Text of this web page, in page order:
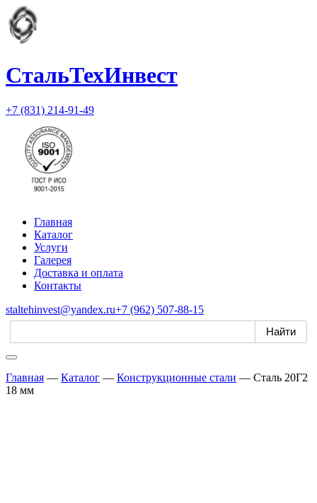
СтальТехИнвест
+7 (831) 214-91-49
Главная
Каталог
Услуги
Галерея
Доставка и оплата
Контакты
staltehinvest@yandex.ru+7 (962) 507-88-15
Главная — Каталог — Конструкционные стали — Сталь 20Г2
18 мм